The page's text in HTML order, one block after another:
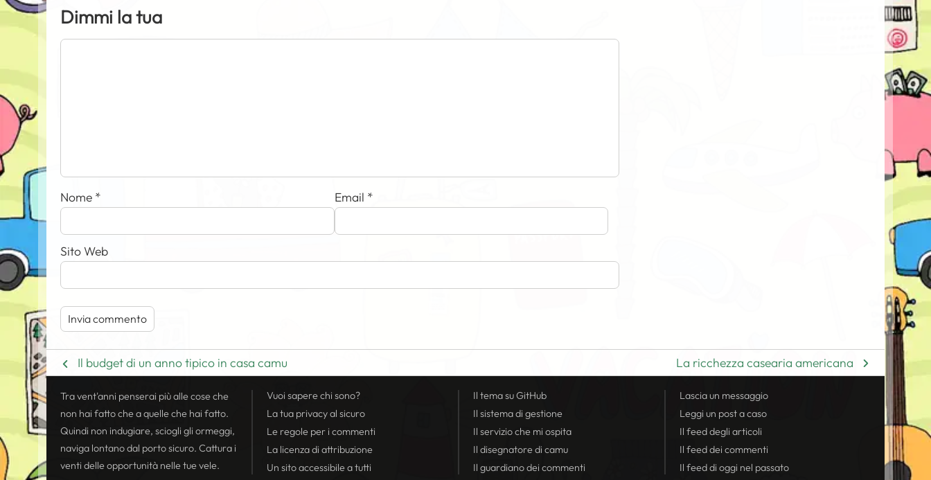
Dimmi la tua
Nome * Email *
Sito Web
Il budget di un anno tipico in casa camu La ricchezza casearia americana
Tra vent'anni penserai più alle cose che
non hai fatto che a quelle che hai fatto.
Quindi non indugiare, sciogli gli ormeggi,
naviga lontano dal porto sicuro. Cattura i
venti delle opportunità nelle tue vele.
Vuoi sapere chi sono?
La tua privacyal sicuro
Le regole per i commenti
La licenza di attribuzione
Un sito accessibile a tutti
Il tema su GitHub
Il sistema di gestione
Il servizio che mi ospita
Il disegnatore di camu
Il guardiano dei commenti
Lascia un messaggio
Leggi un post a caso
Il feeddegli articoli
Il feeddei commenti
Il feeddi oggi nel passato